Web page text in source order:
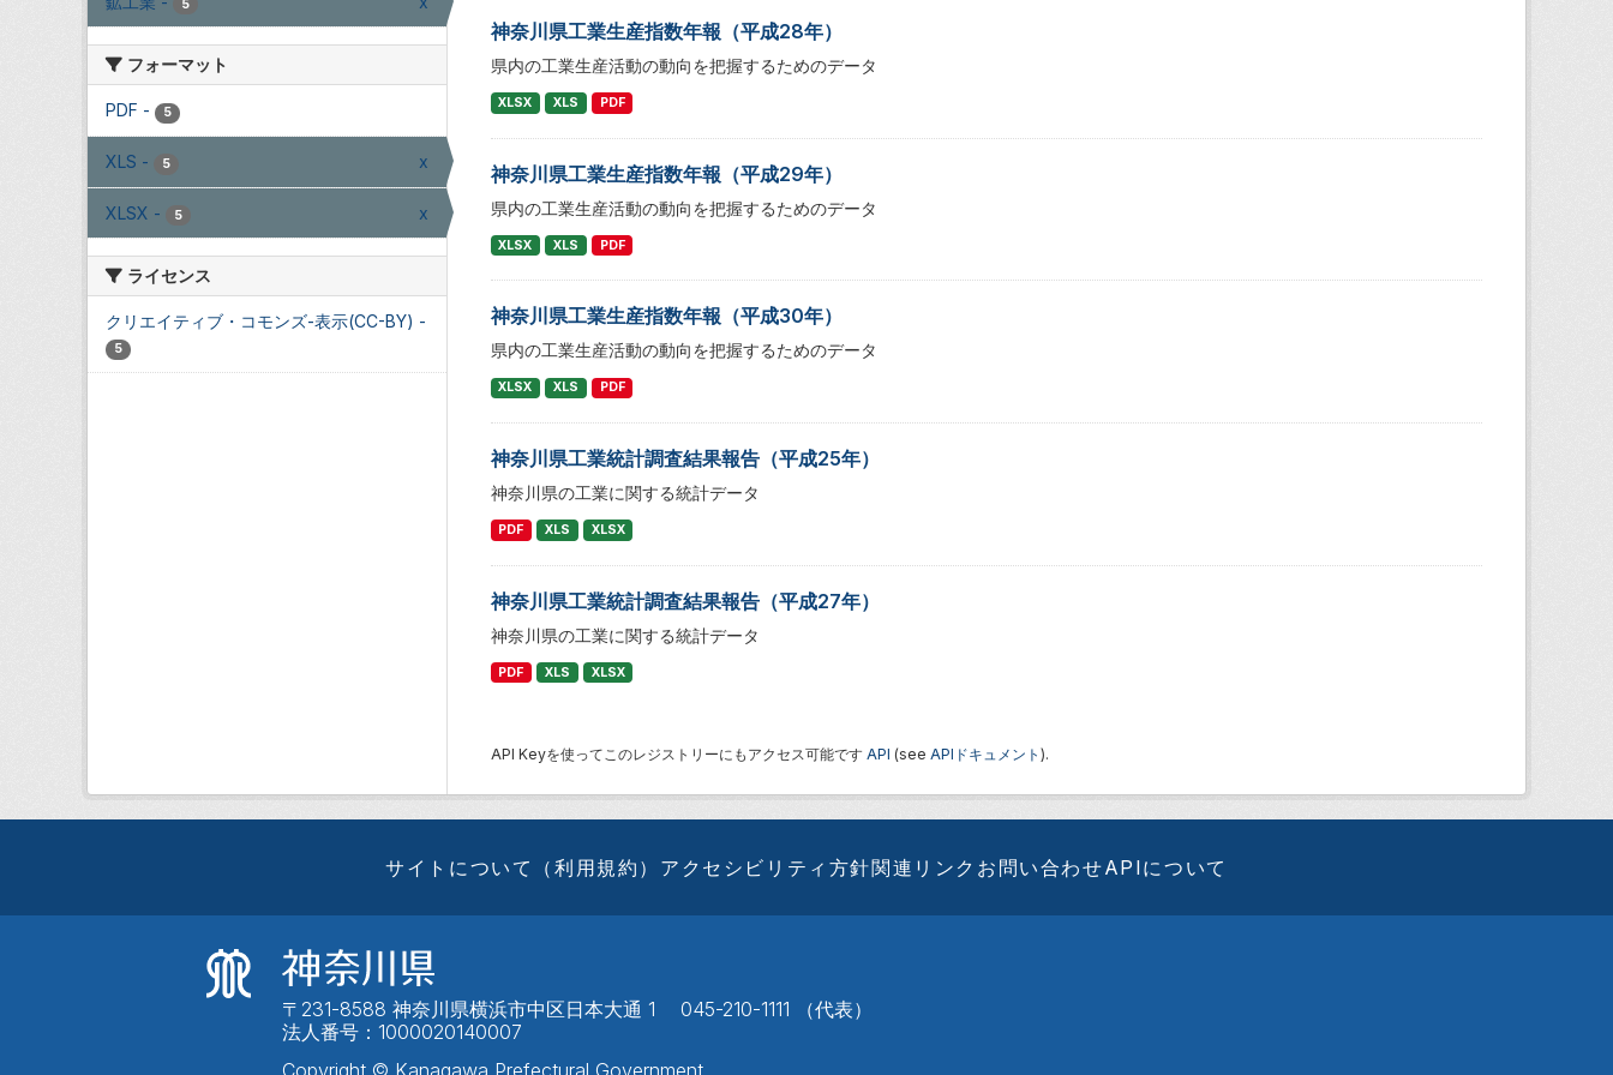
5
フォーマット
PDF - 5
XLS - 5 x
XLSX - 5 x
ライセンス
クリエイティブ・コモンズ-表示(CC-BY) -
5
神奈川県工業生産指数年報（平成28年）
県内の工業生産活動の動向を把握するためのデータ
XLSX XLS PDF
神奈川県工業生産指数年報（平成29年）
県内の工業生産活動の動向を把握するためのデータ
XLSX XLS PDF
神奈川県工業生産指数年報（平成30年）
県内の工業生産活動の動向を把握するためのデータ
XLSX XLS PDF
神奈川県工業統計調査結果報告（平成25年）
神奈川県の工業に関する統計データ
PDF XLS XLSX
神奈川県工業統計調査結果報告（平成27年）
神奈川県の工業に関する統計データ
PDF XLS XLSX
API Keyを使ってこのレジストリーにもアクセス可能です API (see APIドキュメント ).
サイトについて（利用規約） アクセシビリティ方針関連リンク お問い合わせAPIについて
〒231-8588 神奈川県横浜市中区日本大通 1 045-210-1111 （代表）
法人番号：1000020140007